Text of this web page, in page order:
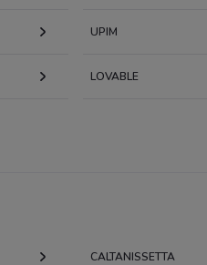
UPIM
LOVABLE
CALTANISSETTA